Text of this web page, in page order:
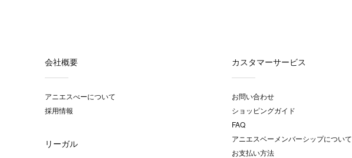
会社概要
アニエスべーについて
採用情報
リーガル
カスタマーサービス
お問い合わせ
ショッピングガイド
FAQ
アニエスベーメンバーシップについて
お支払い方法